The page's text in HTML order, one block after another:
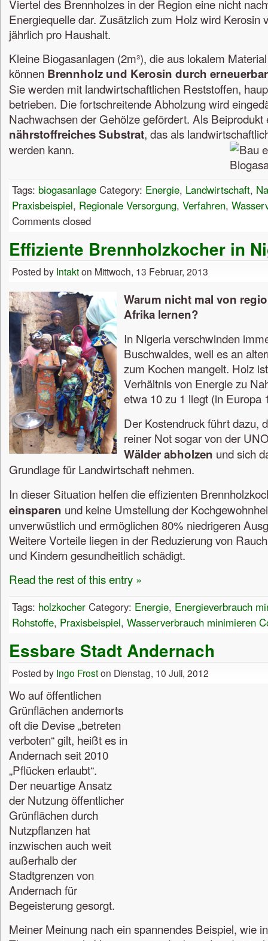
Viertel des Brennholzes in der Region eine nicht
Energiequelle dar. Zusätzlich zum Holz wird Kerosin
jährlich pro Haushalt.
Kleine Biogasanlagen (2m³), die aus lokalem
können Brennholz und Kerosin durch
Sie werden mit landwirtschaftlichen Reststoffen,
betrieben. Die fortschreitende Abholzung wird
Nachwachsen der Gehölze gefördert. Als Beiprodukt
nährstoffreiches Substrat, das als
werden kann.
Tags: biogasanlage Category: Energie, Landwirtschaft,
Praxisbeispiel, Regionale Versorgung, Verfahren,
Comments closed
Effiziente Brennholzkocher in
Posted by Intakton Mittwoch, 13 Februar, 2013
Warum nicht mal von
Afrika lernen?
In Nigeria verschwinden
Buschwaldes, weil es an
zum Kochen mangelt. Holz
Verhältnis von Energie zu
etwa 10 zu 1 liegt (in Europa
Der Kostendruck führt dazu,
reiner Not sogar von der
Wälder abholzen und sich
Grundlage für Landwirtschaft nehmen.
In dieser Situation helfen die effizienten
einsparen und keine Umstellung der
unverwüstlich und ermöglichen 80% niedrigeren
Weitere Vorteile liegen in der Reduzierung von
und Kindern gesundheitlich schädigt.
Read the rest of this entry »
Tags: holzkocher Category: Energie, Energieverbrauch
Rohstoffe, Praxisbeispiel, Wasserverbrauch minimieren
Essbare Stadt Andernach
Posted by Ingo Froston Dienstag, 10 Juli, 2012
Wo auf öffentlichen
Grünflächen andernorts
oft die Devise „betreten
verboten“ gilt, heißt es in
Andernach seit 2010
„Pflücken erlaubt“.
Der neuartige Ansatz
der Nutzung öffentlicher
Grünflächen durch
Nutzpflanzen hat
inzwischen auch weit
außerhalb der
Stadtgrenzen von
Andernach für
Begeisterung gesorgt.
Meiner Meinung nach ein spannendes Beispiel, wie